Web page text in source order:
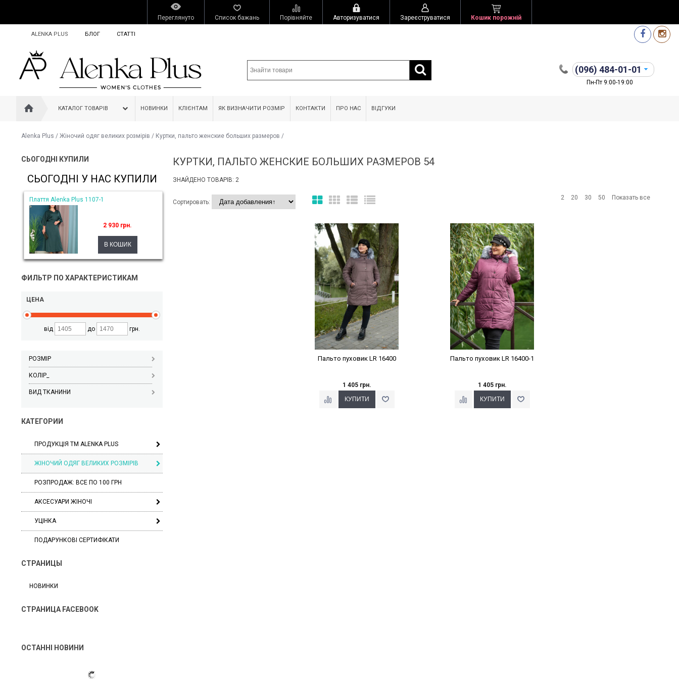
Переглянуто Список бажань Порівняйте Авторизуватися Зареєструватися Кошик порожній
ALENKA PLUS БЛОГ СТАТТІ
(096) 484-01-01
Пн-Пт 9:00-19:00
КАТАЛОГ ТОВАРІВ НОВИНКИ КЛІЄНТАМ ЯК ВИЗНАЧИТИ РОЗМІР КОНТАКТИ ПРО НАС ВІДГУКИ
Alenka Plus / Жіночий одяг великих розмірів / Куртки, пальто женские больших размеров /
СЬОГОДНІ КУПИЛИ
СЬОГОДНІ У НАС КУПИЛИ
Плаття Alenka Plus 1107-1
2 930 грн.
ФИЛЬТР ПО ХАРАКТЕРИСТИКАМ
ЦЕНА
від до грн.
РОЗМІР
КОЛІР_
ВИД ТКАНИНИ
КАТЕГОРИИ
ПРОДУКЦІЯ ТМ ALENKA PLUS
ЖІНОЧИЙ ОДЯГ ВЕЛИКИХ РОЗМІРІВ
РОЗПРОДАЖ: ВСЕ ПО 100 ГРН
АКСЕСУАРИ ЖІНОЧІ
УЦІНКА
ПОДАРУНКОВІ СЕРТИФІКАТИ
СТРАНИЦЫ
НОВИНКИ
СТРАНИЦА FACEBOOK
ОСТАННІ НОВИНИ
КУРТКИ, ПАЛЬТО ЖЕНСКИЕ БОЛЬШИХ РАЗМЕРОВ 54
ЗНАЙДЕНО ТОВАРІВ: 2
Сортировать:
2 20 30 50 Показать все
Наклейки Варіант з %
Пальто пуховик LR 16400
1 405 грн.
Наклейки Варіант з %
Пальто пуховик LR 16400-1
1 405 грн.